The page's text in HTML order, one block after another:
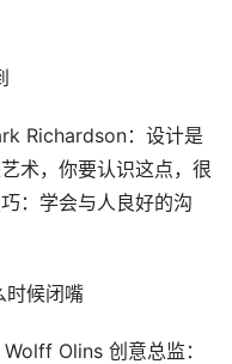
Richardson：设计是
术，你要认识这点，很
：学会与人良好的沟
候闭嘴
Olins 创意总监：